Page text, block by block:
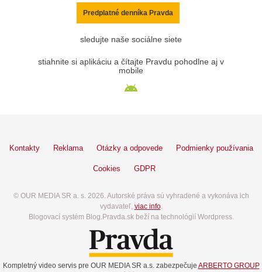
Predplatné denníka Pravda
sledujte naše sociálne siete
stiahnite si aplikáciu a čítajte Pravdu pohodlne aj v
mobile
Kontakty Reklama Otázky a odpovede Podmienky používania
Cookies GDPR
© OUR MEDIA SR a. s. 2026. Autorské práva sú vyhradené a vykonáva ich
vydavateľ, viac info.
Blogovací systém Blog.Pravda.sk beží na technológií Wordpress.
Kompletný video servis pre OUR MEDIA SR a.s. zabezpečuje ARBERTO GROUP